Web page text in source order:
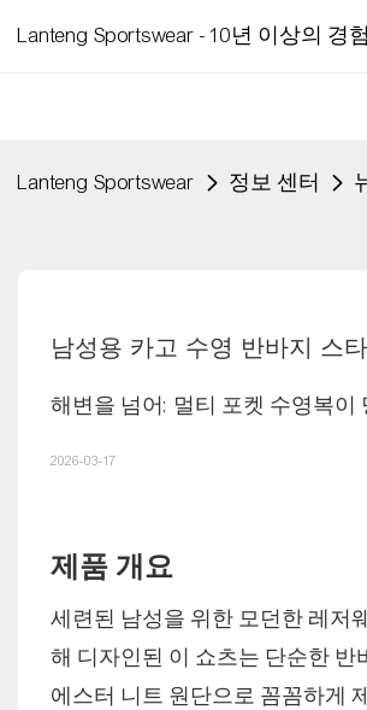
Lanteng Sportswear - 10년 이상의
Lanteng Sportswear 정보 센터
남성용 카고 수영 반바지 스
해변을 넘어: 멀티 포켓 수영복이
2026-03-17
제품 개요
세련된 남성을 위한 모던한 레저
해 디자인된 이 쇼츠는 단순한
에스터 니트 원단으로 꼼꼼하게